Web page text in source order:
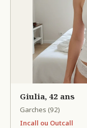
Giulia, 42 ans
Garches (92)
Incall ou Outcall